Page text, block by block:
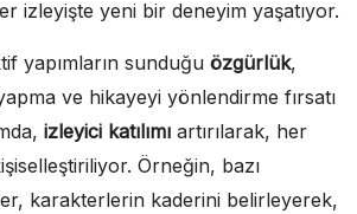
izleyişte yeni bir deneyim yaşatıyor.
yapımların sunduğu özgürlük,
ve hikayeyi yönlendirme fırsatı
izleyici katılımı artırılarak, her
Örneğin, bazı
karakterlerin kaderini belirleyerek,